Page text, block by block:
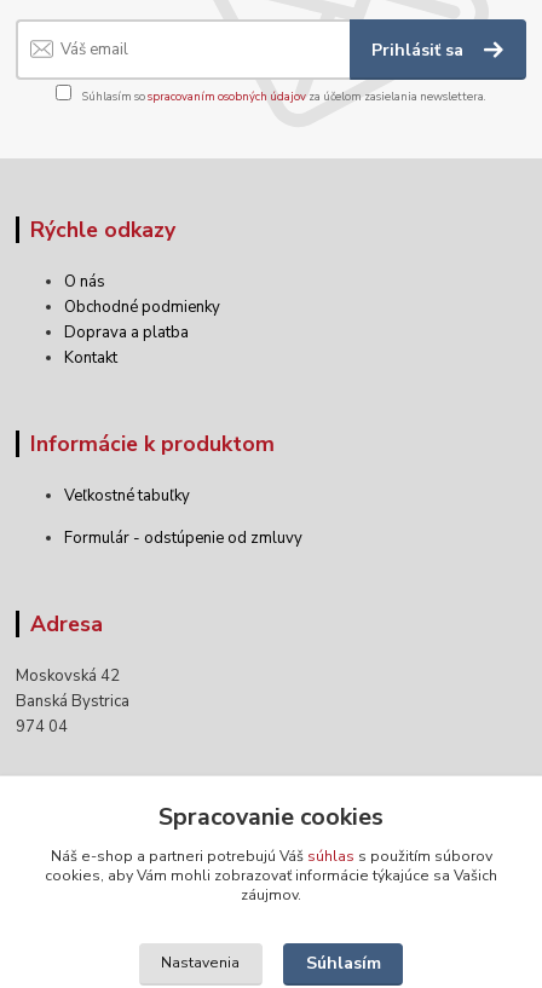
Prihlásiť sa
Súhlasím sospracovaním osobných údajov za účelom zasielania newslettera.
Rýchle odkazy
O nás
Obchodné podmienky
Doprava a platba
Kontakt
Informácie k produktom
Veľkostné tabuľky
Formulár - odstúpenie od zmluvy
Adresa
Moskovská 42
Banská Bystrica
974 04
+421 903 152 158
Spracovanie cookies
Náš e-shop a partneri potrebujú Váš súhlas s použitím súborov
cookies, aby Vám mohli zobrazovať informácie týkajúce sa Vašich
záujmov.
Nastavenia Súhlasím